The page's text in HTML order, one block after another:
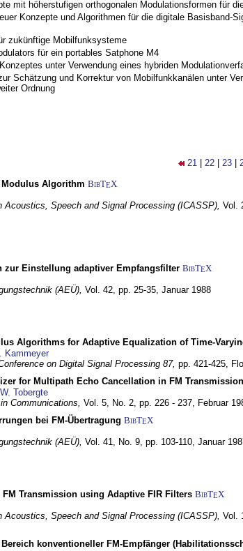
mit höherstufigen orthogonalen Modulationsformen für
Konzepte und Algorithmen für die digitale Basisband-
zukünftige Mobilfunksysteme
für ein portables Satphone M4
unter Verwendung eines hybriden
Schätzung und Korrektur von Mobilfunkkanälen unter
Ordnung
21 22 23
Modulus Algorithm BibTEX
Acoustics, Speech and Signal Processing (ICASSP), Vol.
zur Einstellung adaptiver Empfangsfilter BibTEX
(AEÜ), Vol. 42, pp. 25-35, Januar 1988
Algorithms for Adaptive Equalization of Time-
Kammeyer
on Digital Signal Processing 87, pp. 421-425,
for Multipath Echo Cancellation in FM Transmission
W. Tobergte
Communications, Vol. 5, No. 2, pp. 226 - 237, Februar
bei FM-Übertragung BibTEX
(AEÜ), Vol. 41, No. 9, pp. 103-110, Januar
Transmission using Adaptive FIR Filters BibTEX
Acoustics, Speech and Signal Processing (ICASSP), Vol.
konventioneller FM-Empfänger